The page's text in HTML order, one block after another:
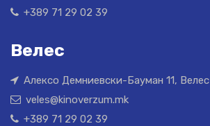
+389 71 29 02 39
Велес
Алексо Демниевски-Бауман 11, Велес
veles@kinoverzum.mk
+389 71 29 02 39